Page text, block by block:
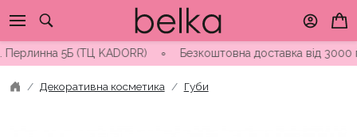
to
content5Б (ТЦ KADORR) ∘ Безкоштовна доставка від 3000 грн
Декоративна косметика Губи